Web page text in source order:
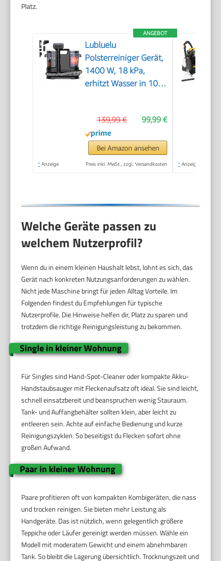
Platz.
ANGEBOT
Lubluelu
Polsterreiniger Gerät,
1400 W, 18 kPa,
erhitzt Wasser in 10
99,99 €
139,99 €
Bei Amazon ansehen
* Anzeige Preis inkl. MwSt., zzgl. Versandkosten * Anzeige
Welche Geräte passen zu
welchem Nutzerprofil?
Wenn du in einem kleinen Haushalt lebst, lohnt es sich, das
Gerät nach konkreten Nutzungsanforderungen zu wählen.
Nicht jede Maschine bringt für jeden Alltag Vorteile. Im
Folgenden findest du Empfehlungen für typische
Nutzerprofile. Die Hinweise helfen dir, Platz zu sparen und
trotzdem die richtige Reinigungsleistung zu bekommen.
Single in kleiner Wohnung
Für Singles sind Hand-Spot-Cleaner oder kompakte Akku-
Handstaubsauger mit Fleckenaufsatz oft ideal. Sie sind leicht,
schnell einsatzbereit und beanspruchen wenig Stauraum.
Tank- und Auffangbehälter sollten klein, aber leicht zu
entleeren sein. Achte auf einfache Bedienung und kurze
Reinigungszyklen. So beseitigst du Flecken sofort ohne
großen Aufwand.
Paar in kleiner Wohnung
Paare profitieren oft von kompakten Kombigeräten, die nass
und trocken reinigen. Sie bieten mehr Leistung als
Handgeräte. Das ist nützlich, wenn gelegentlich größere
Teppiche oder Läufer gereinigt werden müssen. Wähle ein
Modell mit moderatem Gewicht und einem abnehmbaren
Tank. So bleibt die Lagerung übersichtlich. Trocknungszeit und